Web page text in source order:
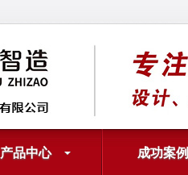
产品中心 成功案例